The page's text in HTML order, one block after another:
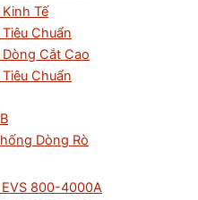
Tế
Chuẩn
Cắt Cao
Chuẩn
Dòng Rò
800-4000A